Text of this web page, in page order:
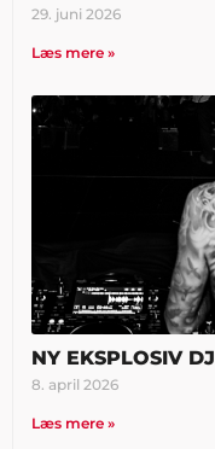
29. juni 2026
Læs mere »
NY EKSPLOSIV DJ
8. april 2026
Læs mere »